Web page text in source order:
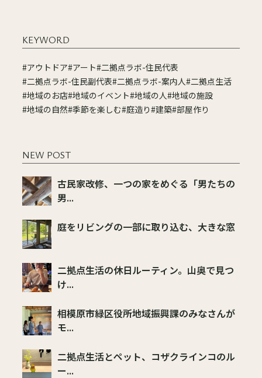
KEYWORD
#アウトドア#アート#二拠点ラボ-住民代表
#二拠点ラボ-住民副代表#二拠点ラボ-案内人#二拠点生活
#地域のお店#地域のイベント#地域の人#地域の施設
#地域の自然#季節を楽しむ#庭造り#建築#部屋作り
NEW POST
古民家改修、一つの家をめぐる「男たちの
男...
庭をリビングの一部に取り込む、大きな窓
二拠点生活の休日ルーティン。山奥で見つ
け...
相模原市緑区役所地域振興課のみなさんが
モ...
二拠点生活とペット、コザクラインコのル
ー...